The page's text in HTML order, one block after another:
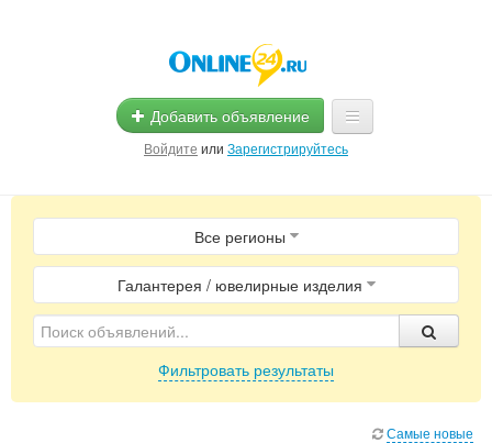
Добавить объявление
Войдите или Зарегистрируйтесь
Главная
Помощь
Услуги
Магазины
Все регионы
Галантерея / ювелирные изделия
Фильтровать результаты
Самые новые